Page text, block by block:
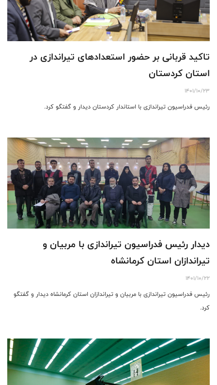
تاکید قربانی بر حضور استعدادهای تیراندازی در
استان کردستان
1401/10/23
رئیس فدراسیون تیراندازی با استاندار کردستان دیدار و گفتگو کرد.
دیدار رئیس فدراسیون تیراندازی با مربیان و
تیراندازان استان کرمانشاه
1401/10/22
رئیس فدراسیون تیراندازی با مربیان و تیراندازان استان کرمانشاه دیدار و گفتگو
کرد.